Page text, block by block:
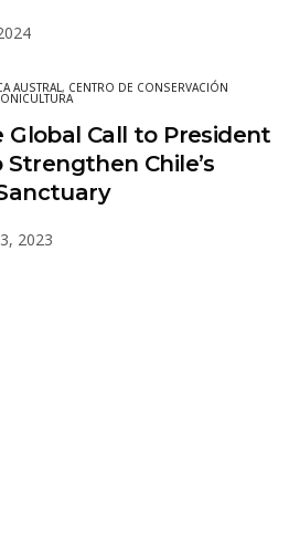
AUSTRAL, CENTRO DE CONSERVACIÓN
Global Call to President
Strengthen Chile’s
2023